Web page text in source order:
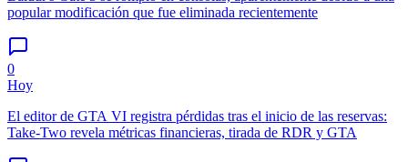
popular modificación que fue eliminada recientemente
0
Hoy
El editor de GTA VI registra pérdidas tras el inicio de las reservas:
Take-Two revela métricas financieras, tirada de RDR y GTA